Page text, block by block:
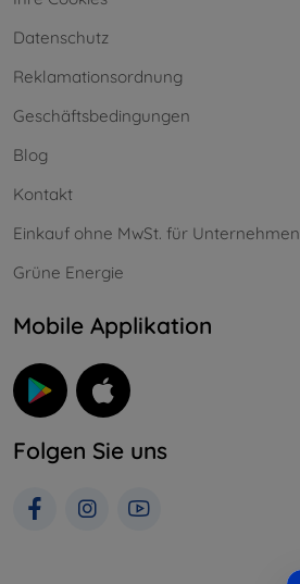
Datenschutz
Reklamationsordnung
Geschäftsbedingungen
Blog
Kontakt
Einkauf ohne MwSt. für Unternehmen
Grüne Energie
Mobile Applikation
Folgen Sie uns